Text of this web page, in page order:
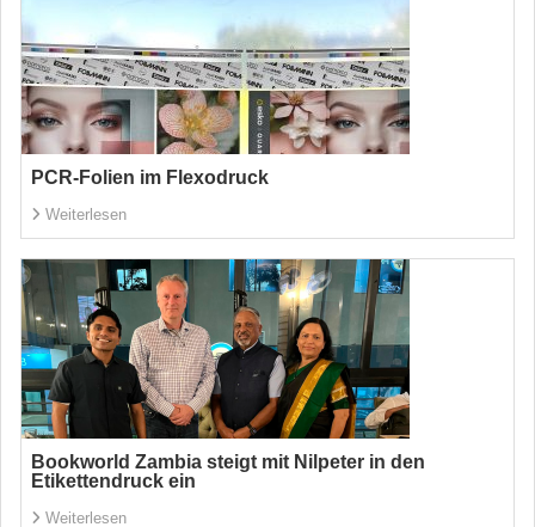
PCR-Folien im Flexodruck
Weiterlesen
Bookworld Zambia steigt mit Nilpeter in den
Etikettendruck ein
Weiterlesen